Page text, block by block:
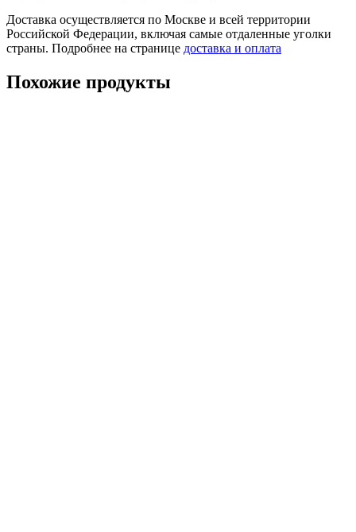
Доставка осуществляется по Москве и всей территории
Российской Федерации, включая самые отдаленные уголки
страны. Подробнее на странице доставка и оплата
Похожие продукты